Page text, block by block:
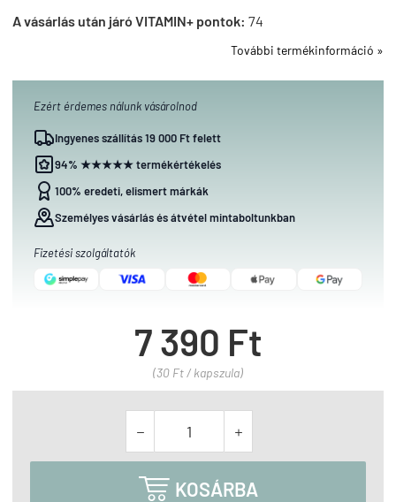
A vásárlás után járó VITAMIN+ pontok: 74
További termékinformáció »
Ezért érdemes nálunk vásárolnod
Ingyenes szállítás 19 000 Ft felett
94% ★★★★★ termékértékelés
100% eredeti, elismert márkák
Személyes vásárlás és átvétel mintaboltunkban
Fizetési szolgáltatók
7 390 Ft
(30 Ft / kapszula)
 
 KOSÁRBA